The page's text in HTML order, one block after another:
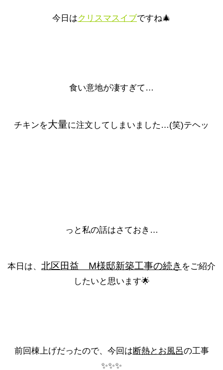
今日はクリスマスイブですね🎄
食い意地が凄すぎて…
チキンを大量に注文してしまいました…(笑)テヘッ
っと私の話はさておき…
本日は、 北区田益 M様邸新築工事の続き をご紹介
したいと思います🌟
前回棟上げだったので、今回は断熱とお風呂の工事
✨✨✨